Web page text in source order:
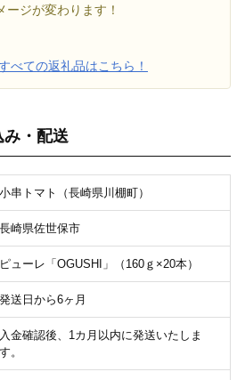
ージが変わります！
べての返礼品はこちら！
み・配送
小串トマト（長崎県川棚町）
長崎県佐世保市
ピューレ「OGUSHI」（160ｇ×20本）
発送日から6ヶ月
入金確認後、1カ月以内に発送いたしま
す。